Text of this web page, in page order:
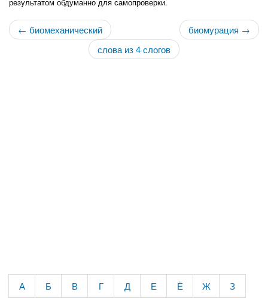
← биомеханический
биомурация →
слова из 4 слогов
А Б В Г Д Е Ё Ж З